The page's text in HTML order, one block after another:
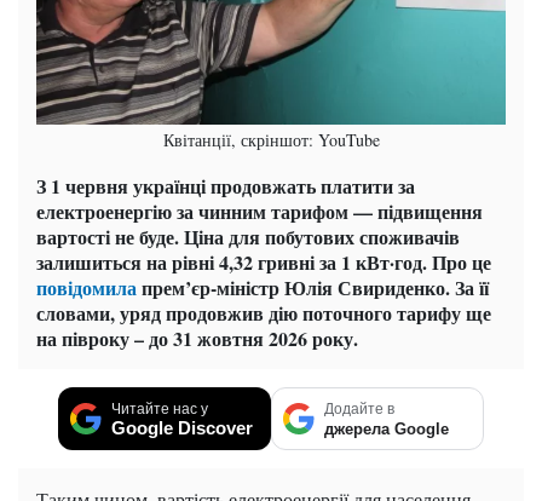
Квітанції, скріншот: YouTube
З 1 червня українці продовжать платити за
електроенергію за чинним тарифом — підвищення
вартості не буде. Ціна для побутових споживачів
залишиться на рівні 4,32 гривні за 1 кВт·год. Про це
повідомилапрем’єр-міністр Юлія Свириденко. За її
словами, уряд продовжив дію поточного тарифу ще
на півроку – до 31 жовтня 2026 року.
Читайте нас у
Google Discover
Додайте в
джерела Google